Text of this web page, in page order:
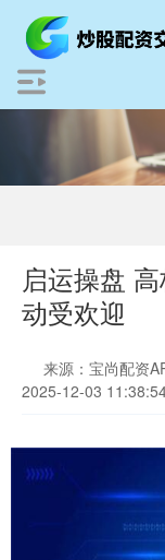
启运操盘
动受欢迎
来源：宝尚配资
2025-12-03